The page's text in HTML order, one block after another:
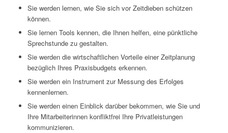
Sie werden lernen, wie Sie sich vor Zeitdieben schützen
können.
Sie lernen Tools kennen, die Ihnen helfen, eine pünktliche
Sprechstunde zu gestalten.
Sie werden die wirtschaftlichen Vorteile einer Zeitplanung
bezüglich Ihres Praxisbudgets erkennen.
Sie werden ein Instrument zur Messung des Erfolges
kennenlernen.
Sie werden einen Einblick darüber bekommen, wie Sie und
Ihre Mitarbeiterinnen konfliktfrei Ihre Privatleistungen
kommunizieren.